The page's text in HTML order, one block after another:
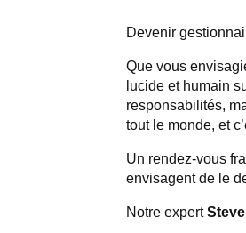
Devenir
Que vous
lucide et humain
responsabilités,
tout le monde, et
Un rendez-vous
envisagent dele
Notre expert